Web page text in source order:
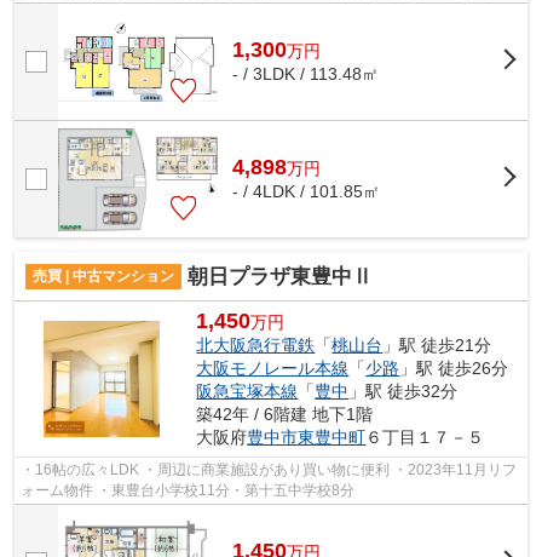
1,300万円
- / 3LDK / 113.48㎡
4,898万円
- / 4LDK / 101.85㎡
売買 | 中古マンション 朝日プラザ東豊中Ⅱ
1,450万円
北大阪急行電鉄 「桃山台 」駅 徒歩21分
大阪モノレール本線 「少路 」駅 徒歩26分
阪急宝塚本線 「豊中 」駅 徒歩32分
築42年 / 6階建 地下1階
大阪府豊中市東豊中町６丁目１７－５
・16帖の広々LDK ・周辺に商業施設があり買い物に便利 ・2023年11月リフ
ォーム物件 ・東豊台小学校11分・第十五中学校8分
1,450万円